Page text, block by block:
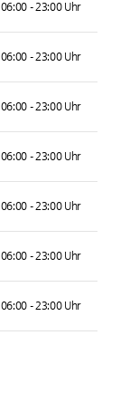
06:00 - 23:00 Uhr
06:00 - 23:00 Uhr
06:00 - 23:00 Uhr
06:00 - 23:00 Uhr
06:00 - 23:00 Uhr
06:00 - 23:00 Uhr
06:00 - 23:00 Uhr